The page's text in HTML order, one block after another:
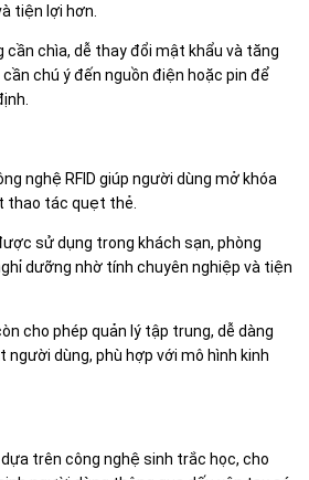
tiện lợi hơn.
cần chìa, dễ thay đổi mật khẩu và tăng
chú ý đến nguồn điện hoặc pin để
nghệ RFID giúp người dùng mở khóa
thao tác quẹt thẻ.
sử dụng trong khách sạn, phòng
dưỡng nhờ tính chuyên nghiệp và tiện
cho phép quản lý tập trung, dễ dàng
người dùng, phù hợp với mô hình kinh
trên công nghệ sinh trắc học, cho